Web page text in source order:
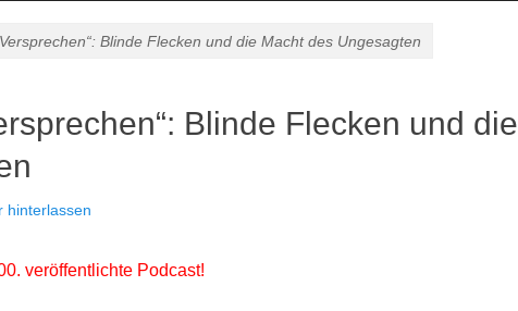
Blinde Flecken und die Macht des Ungesagten
Blinde Flecken und die
hinterlassen
veröffentlichte Podcast!